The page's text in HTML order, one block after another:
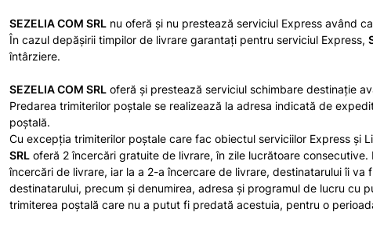
SEZELIA COM SRL nu oferă și nu prestează serviciul Express având
În cazul depăşirii timpilor de livrare garantaţi pentru serviciul Express,
întârziere.
SEZELIA COM SRL oferă şi prestează serviciul schimbare destinație
Predarea trimiterilor poştale se realizează la adresa indicată de
poştală.
Cu excepţia trimiterilor poştale care fac obiectul serviciilor Express şi
SRL oferă 2 încercări gratuite de livrare, în zile lucrătoare consecutive.
încercări de livrare, iar la a 2-a încercare de livrare, destinatarului îi
destinatarului, precum și denumirea, adresa și programul de lucru
trimiterea poştală care nu a putut fi predată acestuia, pentru o